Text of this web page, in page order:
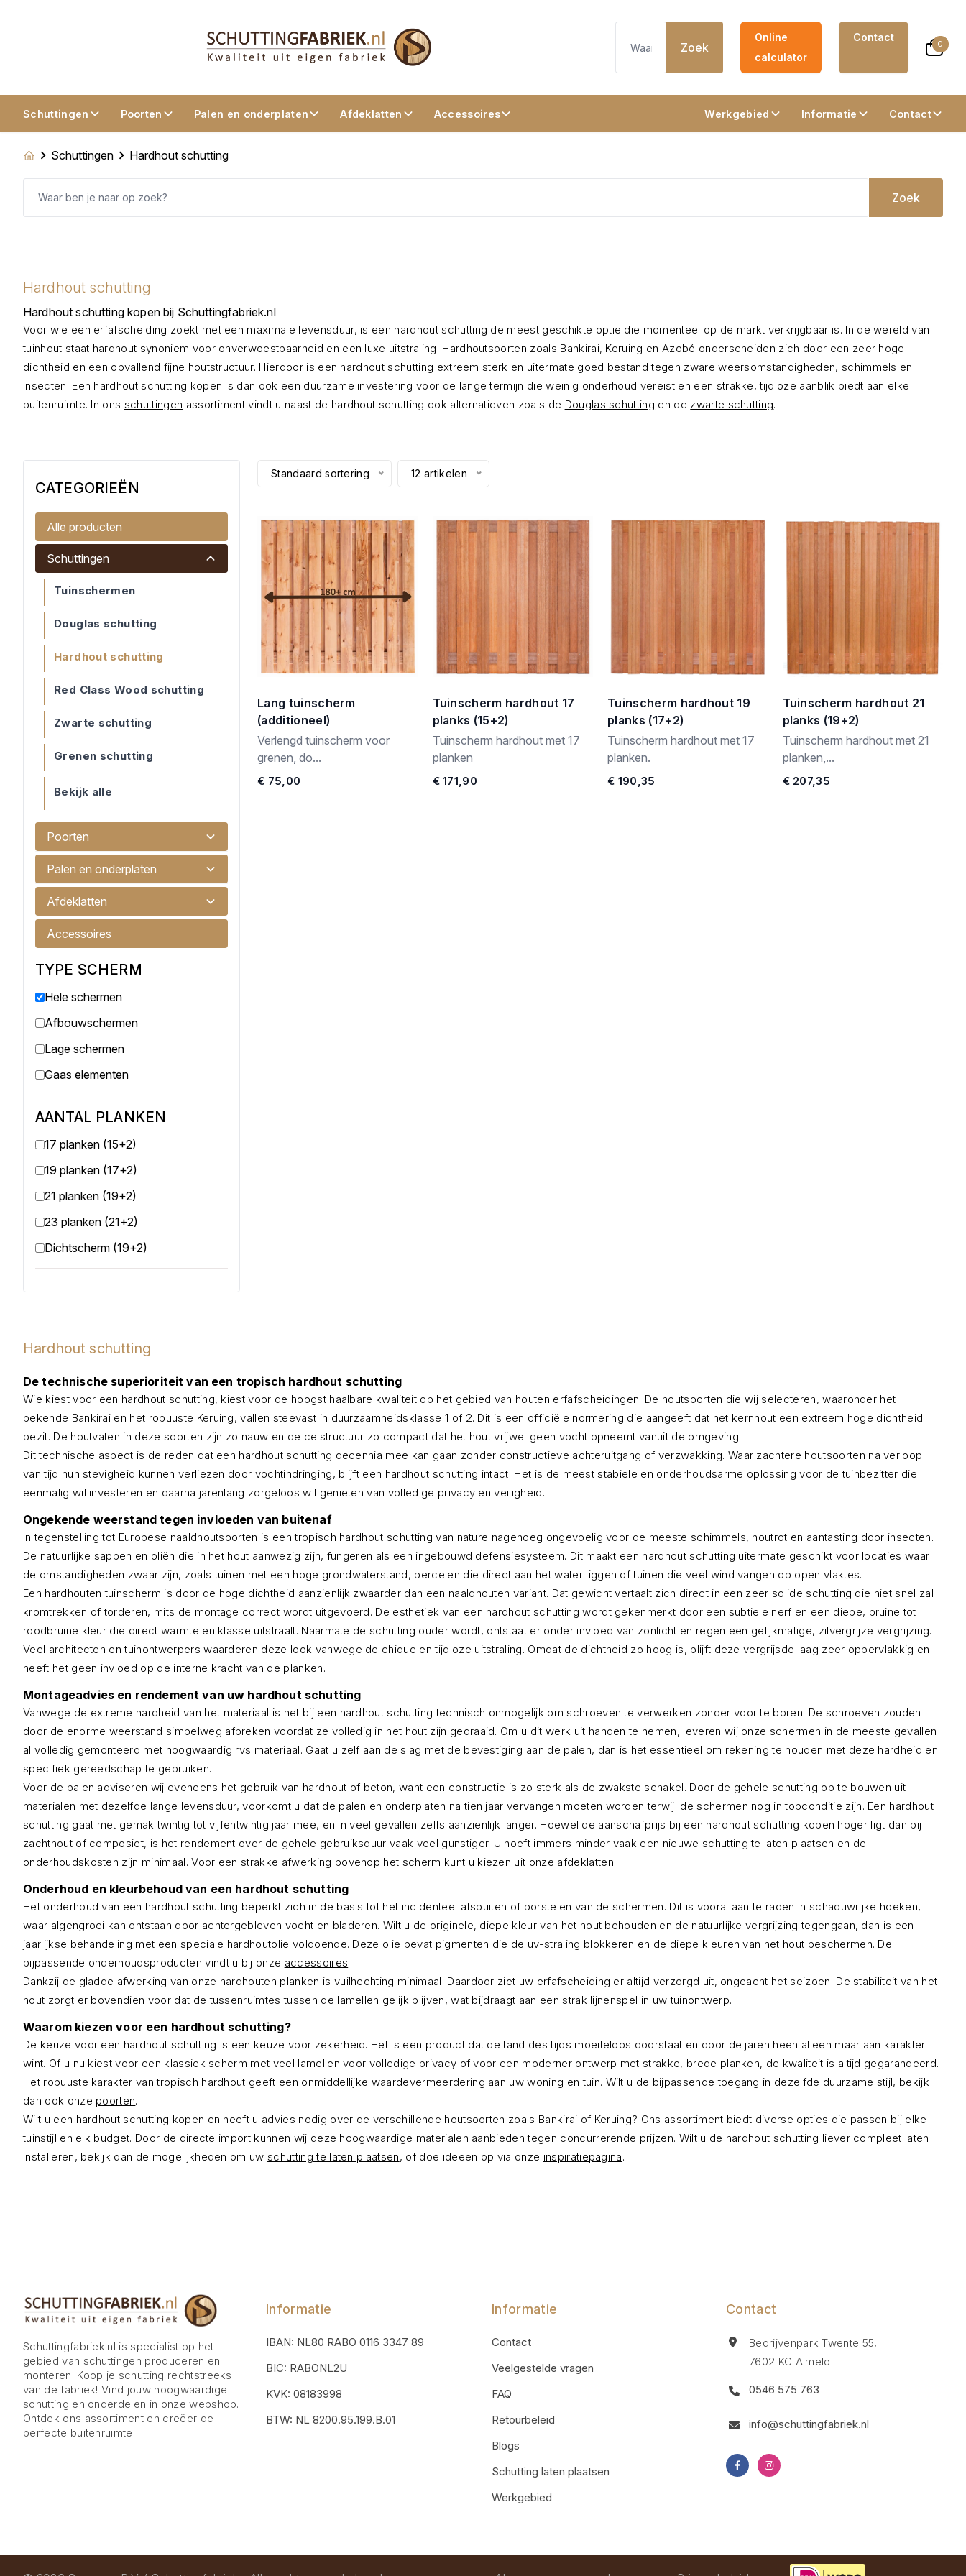
Zoek
Online
calculator
Contact
0
Schuttingen Poorten Palen en onderplaten Afdeklatten Accessoires Werkgebied Informatie Contact
Schuttingen Hardhout schutting
Zoek
Hardhout schutting
Hardhout schutting kopen bij Schuttingfabriek.nl
Voor wie een erfafscheiding zoekt met een maximale levensduur, is een hardhout schutting de meest geschikte optie die momenteel op de markt verkrijgbaar is. In de wereld van
tuinhout staat hardhout synoniem voor onverwoestbaarheid en een luxe uitstraling. Hardhoutsoorten zoals Bankirai, Keruing en Azobé onderscheiden zich door een zeer hoge
dichtheid en een opvallend fijne houtstructuur. Hierdoor is een hardhout schutting extreem sterk en uitermate goed bestand tegen zware weersomstandigheden, schimmels en
insecten. Een hardhout schutting kopen is dan ook een duurzame investering voor de lange termijn die weinig onderhoud vereist en een strakke, tijdloze aanblik biedt aan elke
buitenruimte. In ons schuttingen assortiment vindt u naast de hardhout schutting ook alternatieven zoals de Douglas schutting en de zwarte schutting.
CATEGORIEËN
Alle producten
Schuttingen
Tuinschermen
Douglas schutting
Hardhout schutting
Red Class Wood schutting
Zwarte schutting
Grenen schutting
Bekijk alle
Poorten
Palen en onderplaten
Afdeklatten
Accessoires
TYPE SCHERM
Hele schermen
Afbouwschermen
Lage schermen
Gaas elementen
AANTAL PLANKEN
17 planken (15+2)
19 planken (17+2)
21 planken (19+2)
23 planken (21+2)
Dichtscherm (19+2)
Standaard sortering 12 artikelen
Lang tuinscherm
(additioneel)
Verlengd tuinscherm voor
grenen, do...
€ 75,00
Tuinscherm hardhout 17
planks (15+2)
Tuinscherm hardhout met 17
planken
€ 171,90
Tuinscherm hardhout 19
planks (17+2)
Tuinscherm hardhout met 17
planken.
€ 190,35
Tuinscherm hardhout 21
planks (19+2)
Tuinscherm hardhout met 21
planken,...
€ 207,35
Hardhout schutting
De technische superioriteit van een tropisch hardhout schutting
Wie kiest voor een hardhout schutting, kiest voor de hoogst haalbare kwaliteit op het gebied van houten erfafscheidingen. De houtsoorten die wij selecteren, waaronder het
bekende Bankirai en het robuuste Keruing, vallen steevast in duurzaamheidsklasse 1 of 2. Dit is een officiële normering die aangeeft dat het kernhout een extreem hoge dichtheid
bezit. De houtvaten in deze soorten zijn zo nauw en de celstructuur zo compact dat het hout vrijwel geen vocht opneemt vanuit de omgeving.
Dit technische aspect is de reden dat een hardhout schutting decennia mee kan gaan zonder constructieve achteruitgang of verzwakking. Waar zachtere houtsoorten na verloop
van tijd hun stevigheid kunnen verliezen door vochtindringing, blijft een hardhout schutting intact. Het is de meest stabiele en onderhoudsarme oplossing voor de tuinbezitter die
eenmalig wil investeren en daarna jarenlang zorgeloos wil genieten van volledige privacy en veiligheid.
Ongekende weerstand tegen invloeden van buitenaf
In tegenstelling tot Europese naaldhoutsoorten is een tropisch hardhout schutting van nature nagenoeg ongevoelig voor de meeste schimmels, houtrot en aantasting door insecten.
De natuurlijke sappen en oliën die in het hout aanwezig zijn, fungeren als een ingebouwd defensiesysteem. Dit maakt een hardhout schutting uitermate geschikt voor locaties waar
de omstandigheden zwaar zijn, zoals tuinen met een hoge grondwaterstand, percelen die direct aan het water liggen of tuinen die veel wind vangen op open vlaktes.
Een hardhouten tuinscherm is door de hoge dichtheid aanzienlijk zwaarder dan een naaldhouten variant. Dat gewicht vertaalt zich direct in een zeer solide schutting die niet snel zal
kromtrekken of torderen, mits de montage correct wordt uitgevoerd. De esthetiek van een hardhout schutting wordt gekenmerkt door een subtiele nerf en een diepe, bruine tot
roodbruine kleur die direct warmte en klasse uitstraalt. Naarmate de schutting ouder wordt, ontstaat er onder invloed van zonlicht en regen een gelijkmatige, zilvergrijze vergrijzing.
Veel architecten en tuinontwerpers waarderen deze look vanwege de chique en tijdloze uitstraling. Omdat de dichtheid zo hoog is, blijft deze vergrijsde laag zeer oppervlakkig en
heeft het geen invloed op de interne kracht van de planken.
Montageadvies en rendement van uw hardhout schutting
Vanwege de extreme hardheid van het materiaal is het bij een hardhout schutting technisch onmogelijk om schroeven te verwerken zonder voor te boren. De schroeven zouden
door de enorme weerstand simpelweg afbreken voordat ze volledig in het hout zijn gedraaid. Om u dit werk uit handen te nemen, leveren wij onze schermen in de meeste gevallen
al volledig gemonteerd met hoogwaardig rvs materiaal. Gaat u zelf aan de slag met de bevestiging aan de palen, dan is het essentieel om rekening te houden met deze hardheid en
specifiek gereedschap te gebruiken.
Voor de palen adviseren wij eveneens het gebruik van hardhout of beton, want een constructie is zo sterk als de zwakste schakel. Door de gehele schutting op te bouwen uit
materialen met dezelfde lange levensduur, voorkomt u dat de palen en onderplaten na tien jaar vervangen moeten worden terwijl de schermen nog in topconditie zijn. Een hardhout
schutting gaat met gemak twintig tot vijfentwintig jaar mee, en in veel gevallen zelfs aanzienlijk langer. Hoewel de aanschafprijs bij een hardhout schutting kopen hoger ligt dan bij
zachthout of composiet, is het rendement over de gehele gebruiksduur vaak veel gunstiger. U hoeft immers minder vaak een nieuwe schutting te laten plaatsen en de
onderhoudskosten zijn minimaal. Voor een strakke afwerking bovenop het scherm kunt u kiezen uit onze afdeklatten.
Onderhoud en kleurbehoud van een hardhout schutting
Het onderhoud van een hardhout schutting beperkt zich in de basis tot het incidenteel afspuiten of borstelen van de schermen. Dit is vooral aan te raden in schaduwrijke hoeken,
waar algengroei kan ontstaan door achtergebleven vocht en bladeren. Wilt u de originele, diepe kleur van het hout behouden en de natuurlijke vergrijzing tegengaan, dan is een
jaarlijkse behandeling met een speciale hardhoutolie voldoende. Deze olie bevat pigmenten die de uv-straling blokkeren en de diepe kleuren van het hout beschermen. De
bijpassende onderhoudsproducten vindt u bij onze accessoires.
Dankzij de gladde afwerking van onze hardhouten planken is vuilhechting minimaal. Daardoor ziet uw erfafscheiding er altijd verzorgd uit, ongeacht het seizoen. De stabiliteit van het
hout zorgt er bovendien voor dat de tussenruimtes tussen de lamellen gelijk blijven, wat bijdraagt aan een strak lijnenspel in uw tuinontwerp.
Waarom kiezen voor een hardhout schutting?
De keuze voor een hardhout schutting is een keuze voor zekerheid. Het is een product dat de tand des tijds moeiteloos doorstaat en door de jaren heen alleen maar aan karakter
wint. Of u nu kiest voor een klassiek scherm met veel lamellen voor volledige privacy of voor een moderner ontwerp met strakke, brede planken, de kwaliteit is altijd gegarandeerd.
Het robuuste karakter van tropisch hardhout geeft een onmiddellijke waardevermeerdering aan uw woning en tuin. Wilt u de bijpassende toegang in dezelfde duurzame stijl, bekijk
dan ook onze poorten.
Wilt u een hardhout schutting kopen en heeft u advies nodig over de verschillende houtsoorten zoals Bankirai of Keruing? Ons assortiment biedt diverse opties die passen bij elke
tuinstijl en elk budget. Door de directe import kunnen wij deze hoogwaardige materialen aanbieden tegen concurrerende prijzen. Wilt u de hardhout schutting liever compleet laten
installeren, bekijk dan de mogelijkheden om uw schutting te laten plaatsen, of doe ideeën op via onze inspiratiepagina.
Schuttingfabriek.nl is specialist op het
gebied van schuttingen produceren en
monteren. Koop je schutting rechtstreeks
van de fabriek! Vind jouw hoogwaardige
schutting en onderdelen in onze webshop.
Ontdek ons assortiment en creëer de
perfecte buitenruimte.
Informatie
IBAN: NL80 RABO 0116 3347 89
BIC: RABONL2U
KVK: 08183998
BTW: NL 8200.95.199.B.01
Informatie
Contact
Veelgestelde vragen
FAQ
Retourbeleid
Blogs
Schutting laten plaatsen
Werkgebied
Contact
Bedrijvenpark Twente 55,
7602 KC Almelo
0546 575 763
info@schuttingfabriek.nl